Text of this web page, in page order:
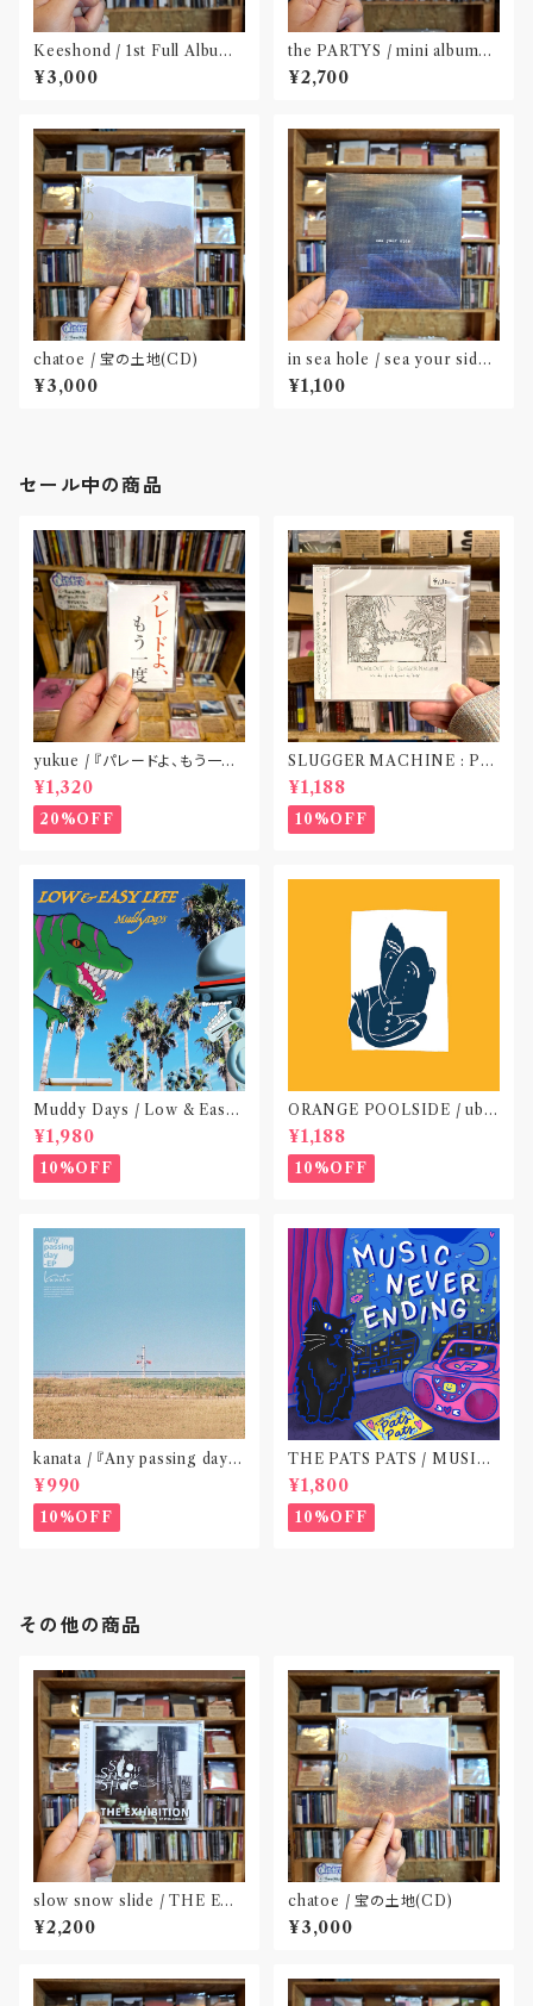
Keeshond / 1st Full Album
『Keeshond』
¥3,000
the PARTYS / mini album
「NEAR」(CD)〝奈良〟
¥2,700
chatoe / 宝の土地(CD)
¥3,000
in sea hole / sea your side
(CD)
¥1,100
セール中の商品
yukue / 『パレードよ、もう一度』
(TAPE)
¥1,320
20%OFF
SLUGGER MACHINE : PE
ACE OUT! / we die if we d
o not do “DIG”(SPLIT CD)
〝横浜&札幌〟
¥1,188
10%OFF
Muddy Days / Low & Easy
Life〝東京〟
¥1,980
10%OFF
ORANGE POOLSIDE / ubu
(CD作品)〝神奈川・厚木〟
¥1,188
10%OFF
kanata / 『Any passing day -
EP』(CD作品)〝東京〟
¥990
10%OFF
THE PATS PATS / MUSIC
NEVER ENDING(CD作品)
¥1,800
10%OFF
その他の商品
slow snow slide / THE EX
HIBITION(CD)〝山形県酒田
市〟
¥2,200
chatoe / 宝の土地(CD)
¥3,000